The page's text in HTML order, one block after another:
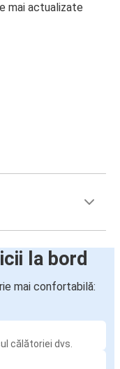
mai actualizate
la bord
mai confortabilă:
călătoriei dvs.